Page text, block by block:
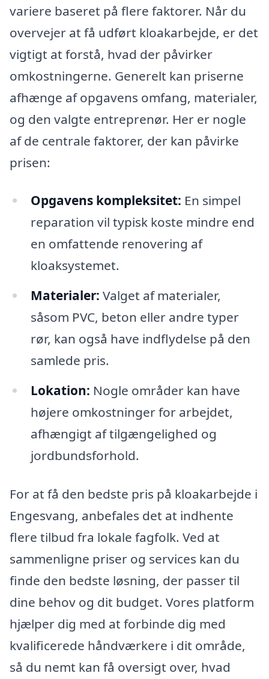
variere baseret på flere faktorer. Når du
overvejer at få udført kloakarbejde, er det
vigtigt at forstå, hvad der påvirker
omkostningerne. Generelt kan priserne
afhænge af opgavens omfang, materialer,
og den valgte entreprenør. Her er nogle
af de centrale faktorer, der kan påvirke
prisen:
Opgavens kompleksitet: En simpel
reparation vil typisk koste mindre end
en omfattende renovering af
kloaksystemet.
Materialer: Valget af materialer,
såsom PVC, beton eller andre typer
rør, kan også have indflydelse på den
samlede pris.
Lokation: Nogle områder kan have
højere omkostninger for arbejdet,
afhængigt af tilgængelighed og
jordbundsforhold.
For at få den bedste pris på kloakarbejde i
Engesvang, anbefales det at indhente
flere tilbud fra lokale fagfolk. Ved at
sammenligne priser og services kan du
finde den bedste løsning, der passer til
dine behov og dit budget. Vores platform
hjælper dig med at forbinde dig med
kvalificerede håndværkere i dit område,
så du nemt kan få oversigt over, hvad